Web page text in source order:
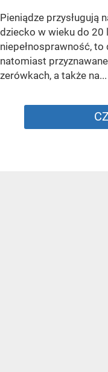
Pieniądze przysługują
dziecko w wieku do 20
niepełnosprawność,
natomiast
zerówkach, a także na...